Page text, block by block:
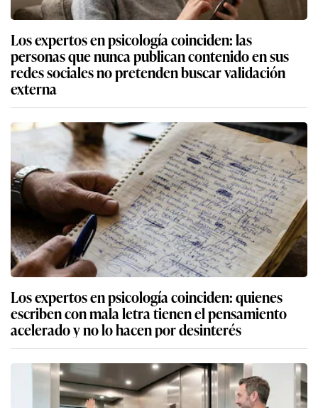
Los expertos en psicología coinciden: las
personas que nunca publican contenido en sus
redes sociales no pretenden buscar validación
externa
Los expertos en psicología coinciden: quienes
escriben con mala letra tienen el pensamiento
acelerado y no lo hacen por desinterés